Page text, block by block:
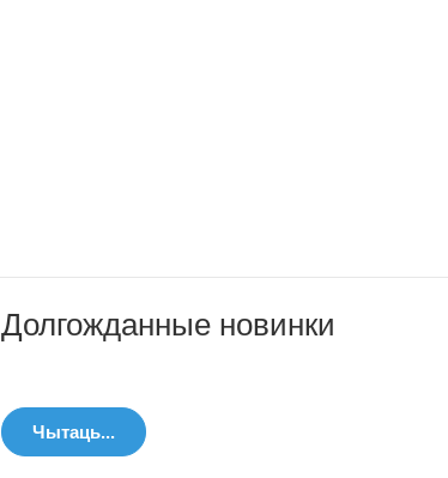
Долгожданные новинки
Чытаць...